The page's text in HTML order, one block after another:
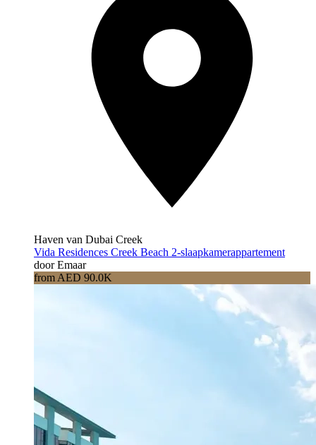
Haven van Dubai Creek
Vida Residences Creek Beach 2-slaapkamerappartement
door Emaar
from AED 90.0K